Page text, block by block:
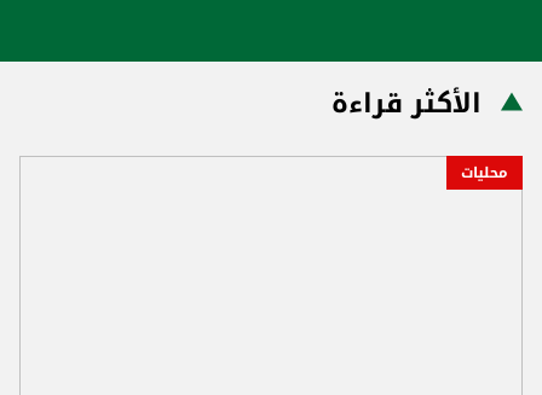
الأكثر قراءة
محليات